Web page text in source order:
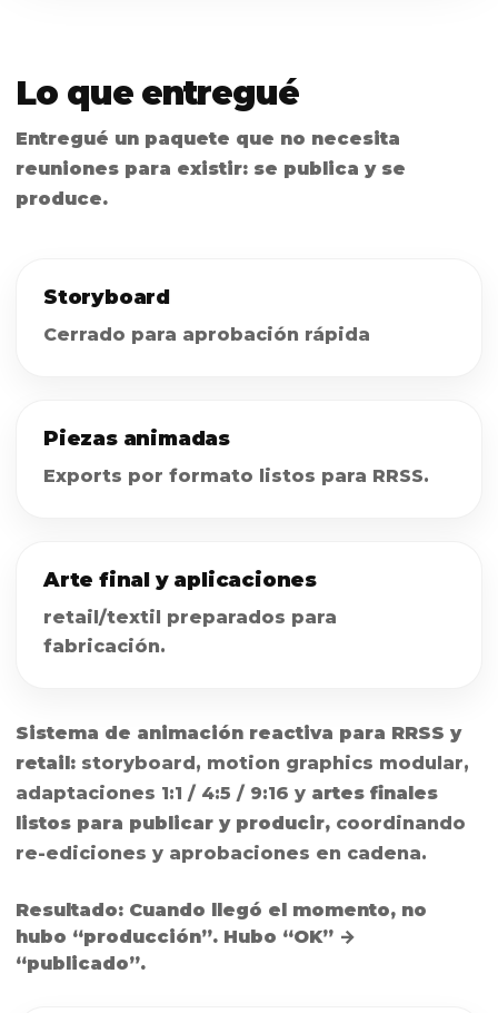
Lo que entregué
Entregué un paquete que no necesita
reuniones para existir: se publica y se
produce.
Storyboard
Cerrado para aprobación rápida
Piezas animadas
Exports por formato listos para RRSS.
Arte final y aplicaciones
retail/textil preparados para
fabricación.
Sistema de animación reactiva para RRSS y
retail: storyboard, motion graphics modular,
adaptaciones 1:1 / 4:5 / 9:16 y artes finales
listos para publicar y producir, coordinando
re-ediciones y aprobaciones en cadena.
Resultado: Cuando llegó el momento, no
hubo “producción”. Hubo “OK” →
“publicado”.